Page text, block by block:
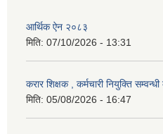
आर्थिक ऐन २०८३
मिति: 07/10/2026 - 13:31
करार शिक्षक , कर्मचारी नियुक्ति
मिति: 05/08/2026 - 16:47